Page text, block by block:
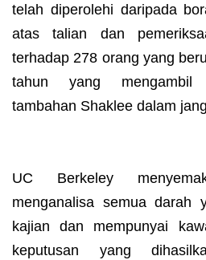
telah diperolehi daripada
atas talian dan
terhadap 278 orang yang
tahun yang mengambil
tambahan Shaklee dalam
UC Berkeley
menganalisa semua darah
kajian dan mempunyai
keputusan yang